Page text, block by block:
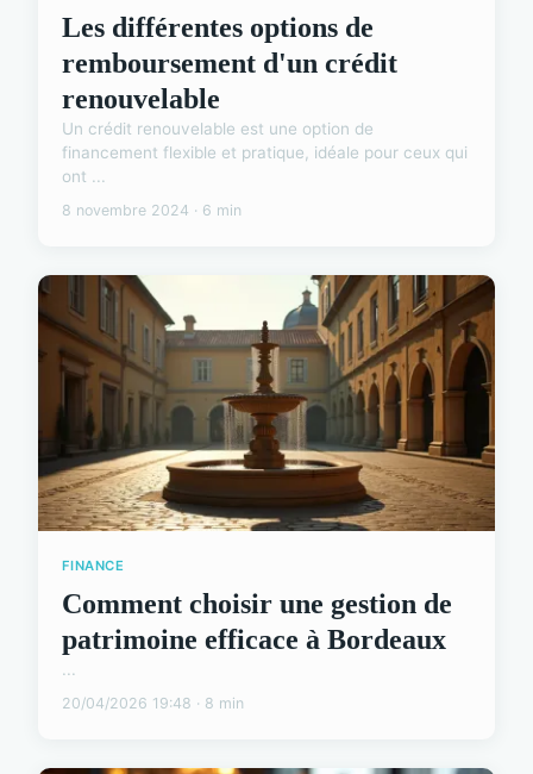
Les différentes options de
remboursement d'un crédit
renouvelable
Un crédit renouvelable est une option de
financement flexible et pratique, idéale pour ceux qui
ont ...
8 novembre 2024 · 6 min
FINANCE
Comment choisir une gestion de
patrimoine efficace à Bordeaux
...
20/04/2026 19:48 · 8 min